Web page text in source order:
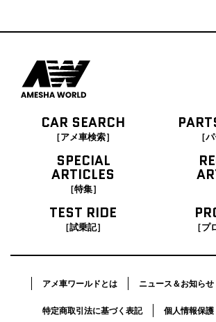
CAR SEARCH
［アメ車検索］ ［
SPECIAL
ARTICLES
［特集］
TEST RIDE
［試乗記］ ［プ
アメ車ワールドとは ニュース＆お知らせ
特定商取引法に基づく表記 個人情報保護